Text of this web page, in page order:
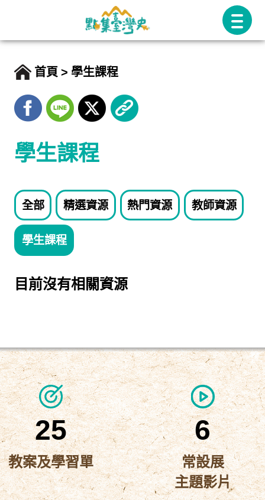
首頁 學生課程
學生課程
全部 精選資源 熱門資源 教師資源
學生課程
目前沒有相關資源
25
教案及學習單
6
常設展
主題影片